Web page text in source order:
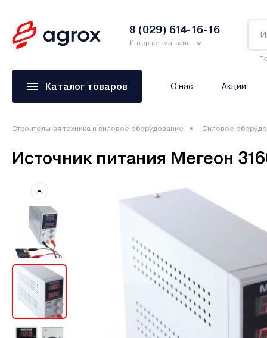
8 (029) 614-16-16
Интернет-магазин
Каталог товаров О нас Акции
Строительная техника и силовое оборудование Силовое
Источник питания Мегеон